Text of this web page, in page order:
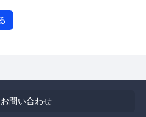
問い合わせ